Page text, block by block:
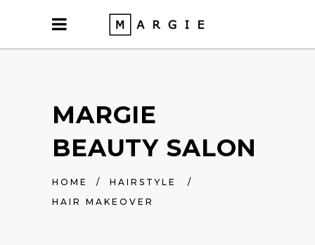
MARGIE
BEAUTY SALON
HOME / HAIRSTYLE
/
HAIR MAKEOVER